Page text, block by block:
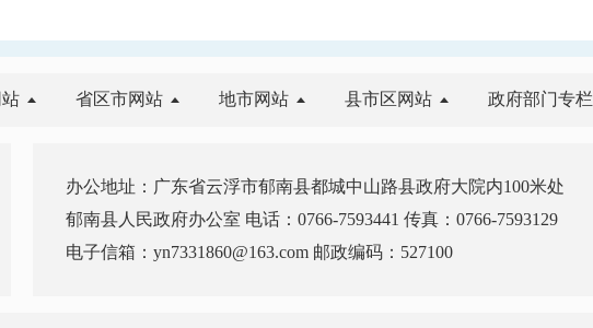
省区市网站 地市网站 县市区网站 政府部门专栏
办公地址：广东省云浮市郁南县都城中山路县政府大院内100米处
郁南县人民政府办公室 电话：0766-7593441 传真：0766-7593129
电子信箱：yn7331860@163.com 邮政编码：527100